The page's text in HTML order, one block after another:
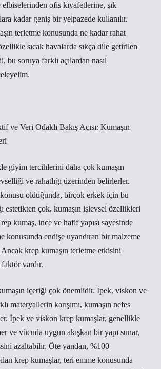
ofis kıyafetlerine, şık
kadar geniş bir yelpazede kullanılır.
terletme konusunda ne kadar rahat
sıcak havalarda sıkça dile getirilen
bu soruya farklı açılardan nasıl
ve Veri Odaklı Bakış Açısı: Kumaşın
giyim tercihlerini daha çok kumaşın
ve rahatlığı üzerinden belirlerler.
olduğunda, birçok erkek için bu
estetikten çok, kumaşın işlevsel özellikleri
kumaş, ince ve hafif yapısı sayesinde
konusunda endişe uyandıran bir malzeme
krep kumaşın terletme etkisini
vardır.
içeriği çok önemlidir. İpek, viskon ve
materyallerin karışımı, kumaşın nefes
İpek ve viskon krep kumaşlar, genellikle
ve vücuda uygun akışkan bir yapı sunar,
azaltabilir. Öte yandan, %100
krep kumaşlar, teri emme konusunda